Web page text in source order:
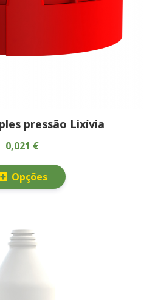
pressão Lixívia
0,021 €
Opções